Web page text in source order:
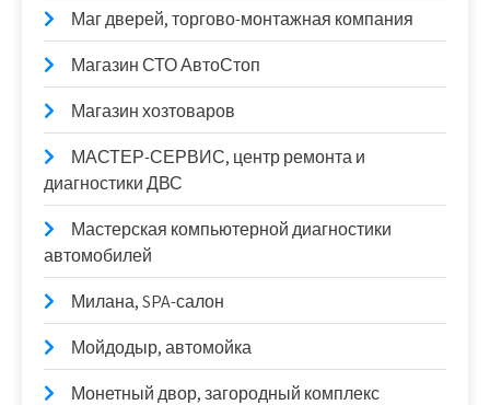
Маг дверей, торгово-монтажная компания
Магазин СТО АвтоСтоп
Магазин хозтоваров
МАСТЕР-СЕРВИС, центр ремонта и
диагностики ДВС
Мастерская компьютерной диагностики
автомобилей
Милана, SPA-салон
Мойдодыр, автомойка
Монетный двор, загородный комплекс